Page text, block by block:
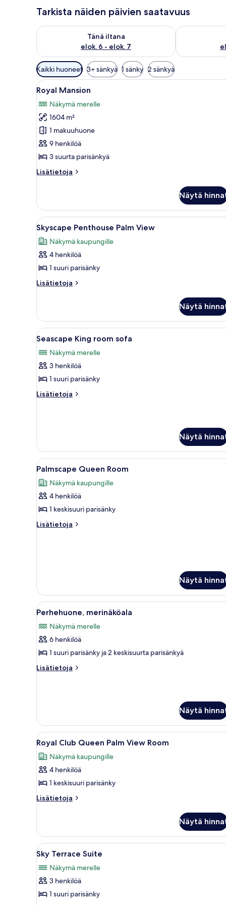
Tarkista näiden päivien saatavuus
Tänä iltana
elok. 6 - elok. 7
Tarkista tämän illan saatavuus elok. 6 - elok. 7
Tarkista
Huoneille
saatavilla
olevia
suodattimia
Kaikki huoneet 3+ sänkyä 1 sänky 2 sänkyä
Avaa
kaikki
huonetyypin
Royal
Mansion
kuvat
Hotellihuone, jossa on suuri
16
Royal Mansion
Näkymä merelle
1604 m²
1 makuuhuone
9 henkilöä
3 suurta parisänkyä
Lisätietoja
Lisätietoja
Näytä
Avaa
kaikki
huonetyypin
Skyscape
Penthouse
Palm
Moderni hotellihuone, jossa
8
Skyscape Penthouse Palm View
Näkymä kaupungille
4 henkilöä
1 suuri parisänky
Lisätietoja
Lisätietoja
Palm
View
Näytä
Avaa
kaikki
huonetyypin
Seascape
King
room
Tilava aula, jossa on
5
Seascape King room sofa
Näkymä merelle
3 henkilöä
1 suuri parisänky
Lisätietoja
Lisätietoja
Näytä
Avaa
kaikki
huonetyypin
Palmscape
Queen
Room
Hotellihuone, jossa on kaksi
5
Palmscape Queen Room
Näkymä kaupungille
4 henkilöä
1 keskisuuri parisänky
Lisätietoja
Lisätietoja
Näytä
Avaa
kaikki
huonetyypin
Perhehuone,
merinäköala
kuvat
Hotellihuone, jossa on kaksi
7
Perhehuone, merinäköala
Näkymä merelle
6 henkilöä
1 suuri parisänky ja 2 keskisuurta parisänkyä
Lisätietoja
Lisätietoja
Näytä
Avaa
kaikki
huonetyypin
Royal
Club
Queen
Room
kuvat
Tilava ruokailutila, jossa on
9
Royal Club Queen Palm View Room
Näkymä kaupungille
4 henkilöä
1 keskisuuri parisänky
Lisätietoja
Lisätietoja
Queen
Palm
View
Room
Näytä
Avaa
kaikki
huonetyypin
Sky
Terrace
Moderni hotellihuone, jossa
5
Sky Terrace Suite
Näkymä merelle
3 henkilöä
1 suuri parisänky